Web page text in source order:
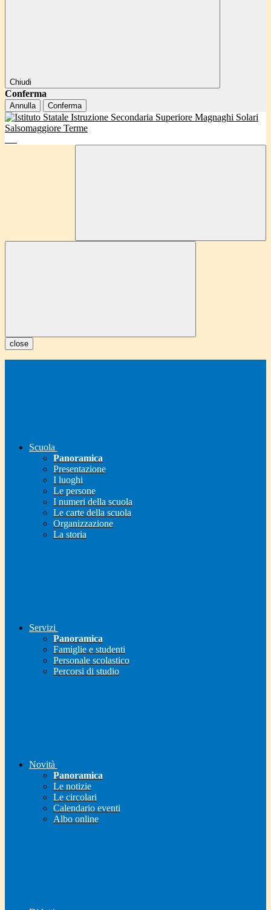
Chiudi
Conferma
Annulla Conferma
close
Scuola
Panoramica
Presentazione
I luoghi
Le persone
I numeri della scuola
Le carte della scuola
Organizzazione
La storia
Servizi
Panoramica
Famiglie e studenti
Personale scolastico
Percorsi di studio
Novità
Panoramica
Le notizie
Le circolari
Calendario eventi
Albo online